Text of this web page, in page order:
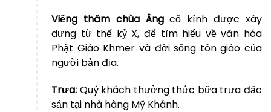
Viếng thăm chùa Ângcổ kính được xây
dựng từ thế kỷ X, để tìm hiểu về văn hóa
Phật Giáo Khmer và đời sống tôn giáo của
người bản địa.
Trưa: Quý khách thưởng thức bữa trưa đặc
sản tại nhà hàng Mỹ Khánh.